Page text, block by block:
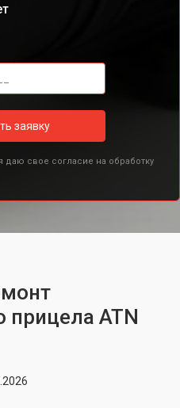
заявку
даю свое согласие на обработку
прицела ATN